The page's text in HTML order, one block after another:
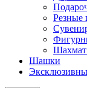
Резные
Шашки